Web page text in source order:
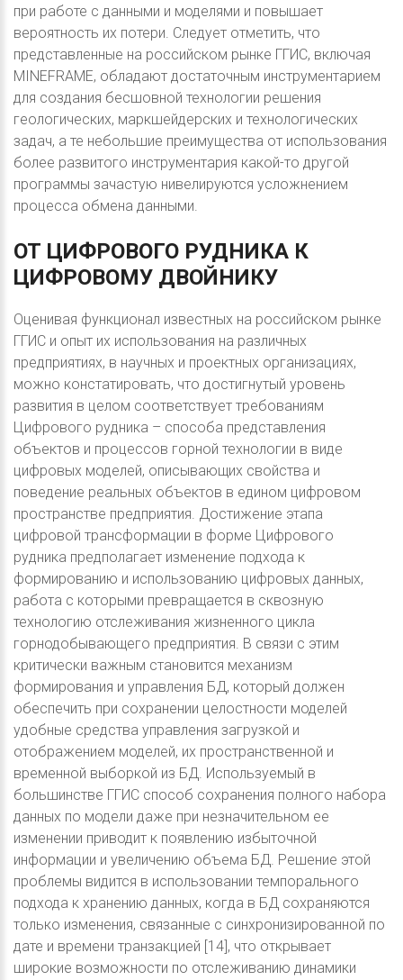
при работе с данными и моделями и повышает
вероятность их потери. Следует отметить, что
представленные на российском рынке ГГИС, включая
MINEFRAME, обладают достаточным инструментарием
для создания бесшовной технологии решения
геологических, маркшейдерских и технологических
задач, а те небольшие преимущества от использования
более развитого инструментария какой-то другой
программы зачастую нивелируются усложнением
процесса обмена данными.
ОТ ЦИФРОВОГО РУДНИКА К
ЦИФРОВОМУ ДВОЙНИКУ
Оценивая функционал известных на российском рынке
ГГИС и опыт их использования на различных
предприятиях, в научных и проектных организациях,
можно констатировать, что достигнутый уровень
развития в целом соответствует требованиям
Цифрового рудника – способа представления
объектов и процессов горной технологии в виде
цифровых моделей, описывающих свойства и
поведение реальных объектов в едином цифровом
пространстве предприятия. Достижение этапа
цифровой трансформации в форме Цифрового
рудника предполагает изменение подхода к
формированию и использованию цифровых данных,
работа с которыми превращается в сквозную
технологию отслеживания жизненного цикла
горнодобывающего предприятия. В связи с этим
критически важным становится механизм
формирования и управления БД, который должен
обеспечить при сохранении целостности моделей
удобные средства управления загрузкой и
отображением моделей, их пространственной и
временной выборкой из БД. Используемый в
большинстве ГГИС способ сохранения полного набора
данных по модели даже при незначительном ее
изменении приводит к появлению избыточной
информации и увеличению объема БД. Решение этой
проблемы видится в использовании темпорального
подхода к хранению данных, когда в БД сохраняются
только изменения, связанные с синхронизированной по
дате и времени транзакцией [14], что открывает
широкие возможности по отслеживанию динамики